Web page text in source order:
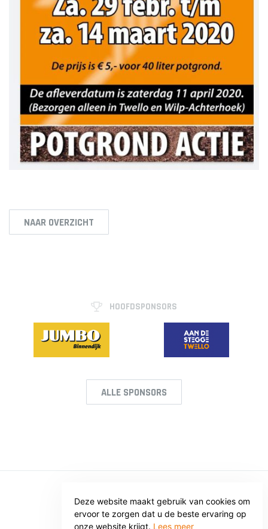
Deze website maakt gebruik van cookies om
ervoor te zorgen dat u de beste ervaring op
onze website krijgt. Lees meer
NAAR OVERZICHT
HOOFDSPONSORS
ALLE SPONSORS
© SV VOORWAARTS TWELLO
Privacy
Voorwaarden